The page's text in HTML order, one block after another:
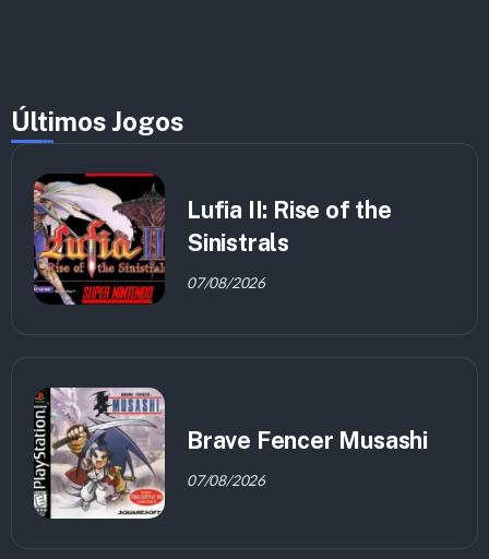
Últimos Jogos
Lufia II: Rise of the
Sinistrals
07/08/2026
Brave Fencer Musashi
07/08/2026